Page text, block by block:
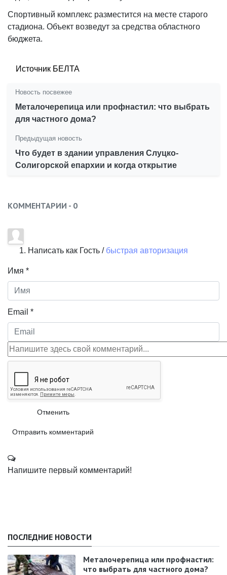
Спортивный комплекс разместится на месте старого
стадиона. Объект возведут за средства областного
бюджета.
Источник БЕЛТА
Новость посвежее
Металочерепица или профнастил: что выбрать
для частного дома?
Предыдущая новость
Что будет в здании управления Слуцко-
Солигорской епархии и когда открытие
КОММЕНТАРИИ - 0
Написать как Гость / быстрая авторизация
Имя *
Email *
Отменить
Отправить комментарий
Напишите первый комментарий!
ПОСЛЕДНИЕ НОВОСТИ
Металочерепица или профнастил:
что выбрать для частного дома?